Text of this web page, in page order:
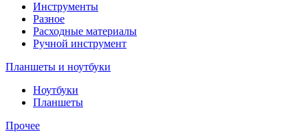
Инструменты
Разное
Расходные материалы
Ручной инструмент
Планшеты и ноутбуки
Ноутбуки
Планшеты
Прочее